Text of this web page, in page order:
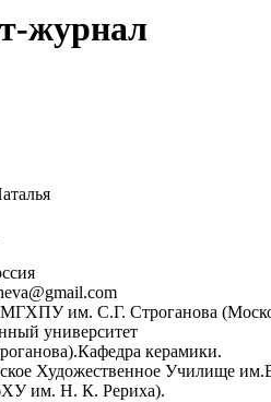
журнал
МГХПУ им. С.Г. Строганова
университет
керамики.
Художественное Училище
им. Н. К. Рериха).